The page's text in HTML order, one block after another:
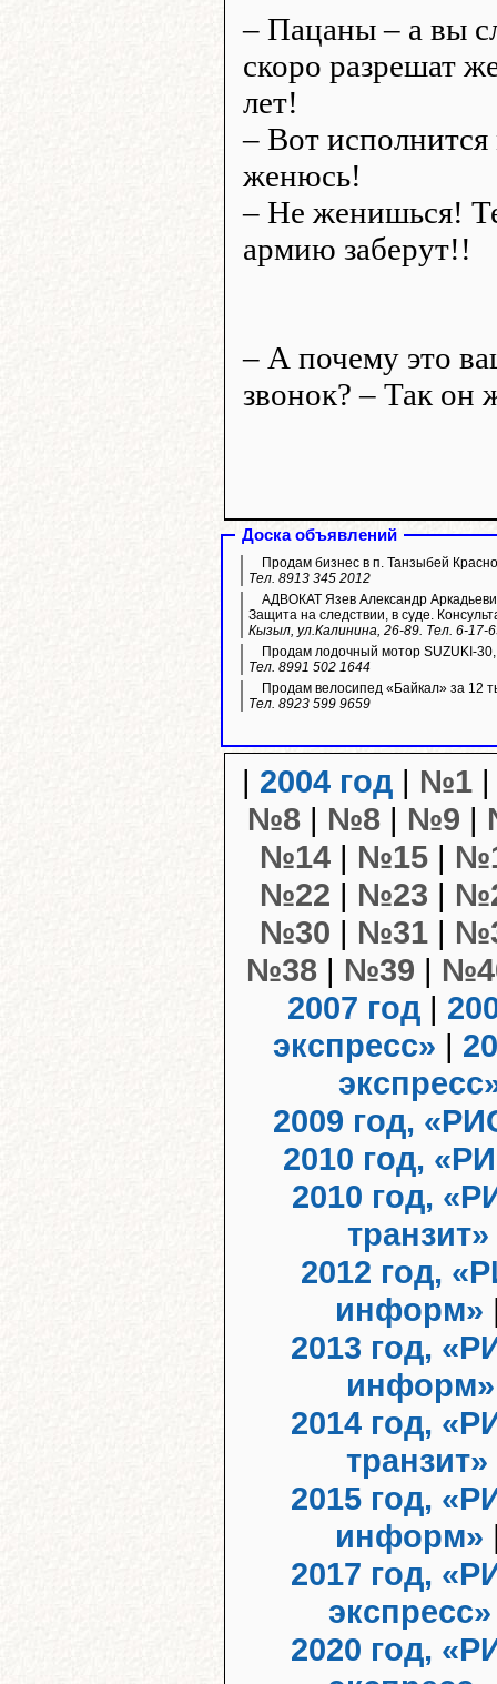
– Пацаны – а вы
скоро разрешат
лет!
– Вот
женюсь!
– Не женишься!
армию заберут!!
– А почему это
звонок? – Так он
Доска объявлений
Продам бизнес в п. Танзыбей
Тел. 8913 345 2012
АДВОКАТ Язев Александр
Защита на следствии, в суде.
Кызыл, ул.Калинина, 26-89. Тел. 6-17-
Продам лодочный мотор SUZUKI-
Тел. 8991 502 1644
Продам велосипед «Байкал» за 12
Тел. 8923 599 9659
| 2004 год | №1
№8 | №8 | №9 |
№14 | №15 |
№22 | №23 |
№30 | №31 |
№38 | №39 |
2007 год |
экспресс» |
2009 год,
2010 год,
2010 год,
транзит»
2012 год,
информ»
2013 год,
информ»
2014 год,
транзит»
2015 год,
информ»
2017 год,
экспресс»
2020 год,